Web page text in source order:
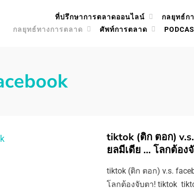
ที่ปรึกษาการตลาดออนไลน์ กลยุทธ์ก
กลยุทธ์ทางการตลาด
ศัพท์การตลาด
tiktok (ติก ตอก)
ยลมีเดีย … โลกต้อง
tiktok (ติก ตอก) v.s.
โลกต้องจับตา! tiktok